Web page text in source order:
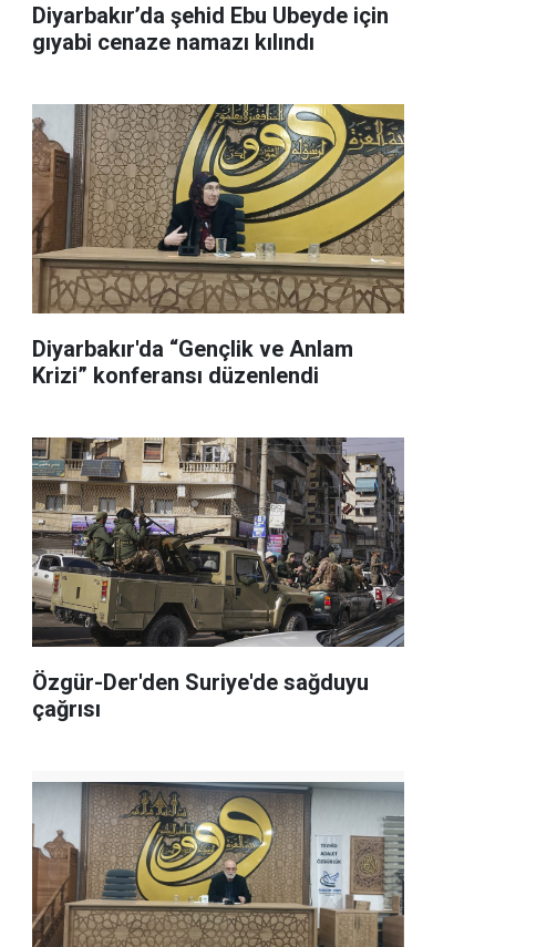
Diyarbakır’da şehid Ebu Ubeyde için
gıyabi cenaze namazı kılındı
Diyarbakır'da “Gençlik ve Anlam
Krizi” konferansı düzenlendi
Özgür-Der'den Suriye'de sağduyu
çağrısı